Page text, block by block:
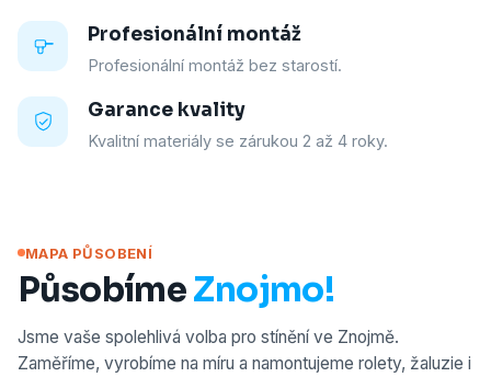
Profesionální montáž
Profesionální montáž bez starostí.
Garance kvality
Kvalitní materiály se zárukou 2 až 4 roky.
MAPA PŮSOBENÍ
PůsobímeZnojmo!
Jsme vaše spolehlivá volba pro stínění ve Znojmě.
Zaměříme, vyrobíme na míru a namontujeme rolety, žaluzie i